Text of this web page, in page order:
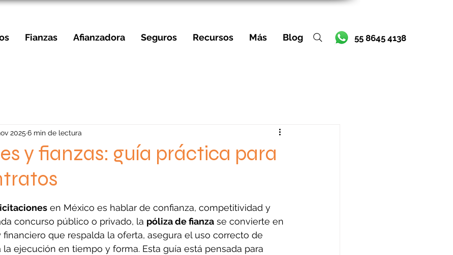
Fianzas Afianzadora Seguros Recursos Más Blog 55 8645 4138
y fianzas: guía práctica para
2025 6 min de lectura
en México es hablar de confianza, competitividad y
concurso público o privado, la póliza de fianza se convierte en
que respalda la oferta, asegura el uso correcto de
ejecución en tiempo y forma. Esta guía está pensada para